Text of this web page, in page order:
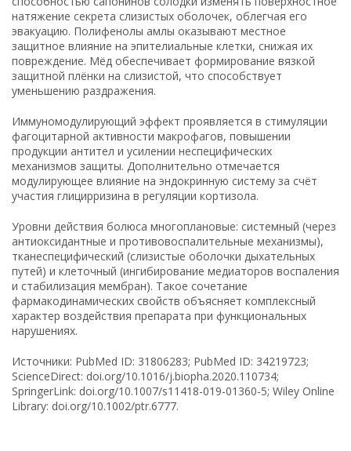
натяжение секрета слизистых оболочек, облегчая его
эвакуацию. Полифенолы амлы оказывают местное
защитное влияние на эпителиальные клетки, снижая их
повреждение. Мёд обеспечивает формирование вязкой
защитной плёнки на слизистой, что способствует
уменьшению раздражения.
Иммуномодулирующий эффект проявляется в стимуляции
фагоцитарной активности макрофагов, повышении
продукции антител и усилении неспецифических
механизмов защиты. Дополнительно отмечается
модулирующее влияние на эндокринную систему за счёт
участия глицирризина в регуляции кортизола.
Уровни действия болюса многоплановые: системный (через
антиоксидантные и противовоспалительные механизмы),
тканеспецифический (слизистые оболочки дыхательных
путей) и клеточный (ингибирование медиаторов воспаления
и стабилизация мембран). Такое сочетание
фармакодинамических свойств объясняет комплексный
характер воздействия препарата при функциональных
нарушениях.
Источники: PubMed ID: 31806283; PubMed ID: 34219723;
ScienceDirect: doi.org/10.1016/j.biopha.2020.110734;
SpringerLink: doi.org/10.1007/s11418-019-01360-5; Wiley Online
Library: doi.org/10.1002/ptr.6777.